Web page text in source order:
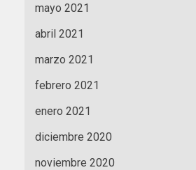
mayo 2021
abril 2021
marzo 2021
febrero 2021
enero 2021
diciembre 2020
noviembre 2020